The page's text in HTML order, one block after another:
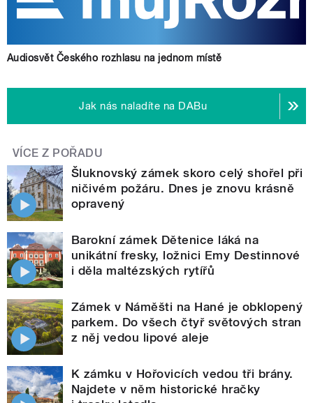
Audiosvět Českého rozhlasu na jednom místě
Jak nás naladíte na DABu
VÍCE Z POŘADU
Šluknovský zámek skoro celý shořel při
ničivém požáru. Dnes je znovu krásně
opravený
Barokní zámek Dětenice láká na
unikátní fresky, ložnici Emy Destinnové
i děla maltézských rytířů
Zámek v Náměšti na Hané je obklopený
parkem. Do všech čtyř světových stran
z něj vedou lipové aleje
K zámku v Hořovicích vedou tři brány.
Najdete v něm historické hračky